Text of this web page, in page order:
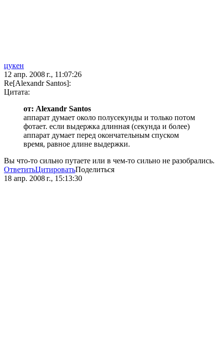
цукен
12 апр. 2008 г., 11:07:26
Re[Alexandr Santos]:
Цитата:
от: Alexandr Santos
аппарат думает около полусекунды и только потом
фотает. если выдержка длинная (секунда и более)
аппарат думает перед окончательным спуском
время, равное длине выдержки.
Вы что-то сильно путаете или в чем-то сильно не разобрались.
ОтветитьЦитироватьПоделиться
18 апр. 2008 г., 15:13:30